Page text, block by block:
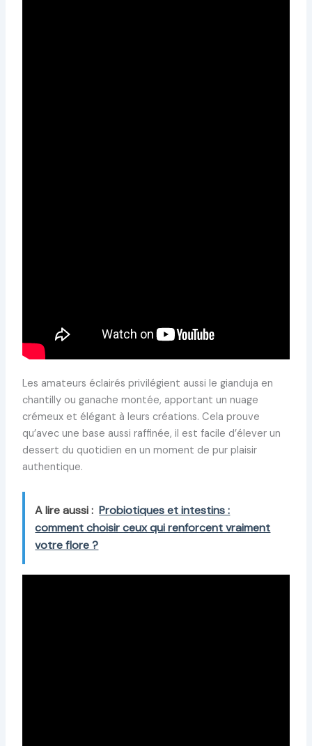
Les amateurs éclairés privilégient aussi le gianduja en
chantilly ou ganache montée, apportant un nuage
crémeux et élégant à leurs créations. Cela prouve
qu’avec une base aussi raffinée, il est facile d’élever un
dessert du quotidien en un moment de pur plaisir
authentique.
A lire aussi : Probiotiques et intestins :
comment choisir ceux qui renforcent vraiment
votre flore ?